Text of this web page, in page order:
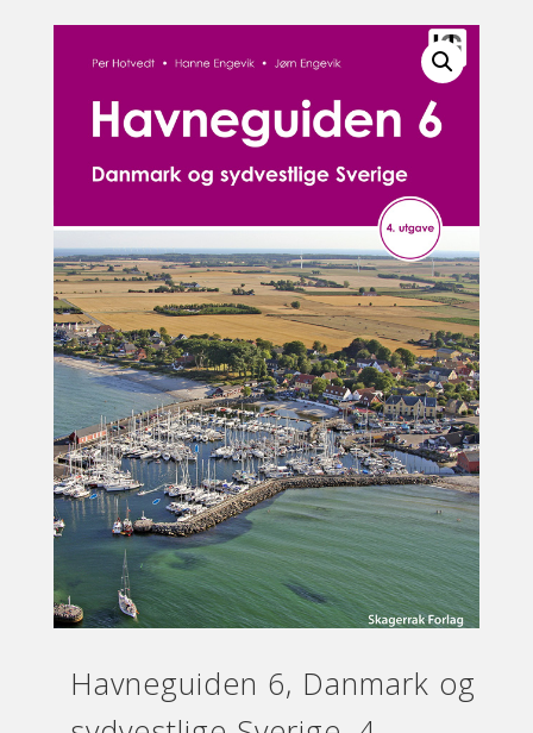
Havneguiden 6, Danmark og